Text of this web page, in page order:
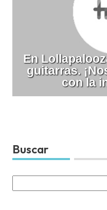
En
guitarras.
con la
Buscar
for: